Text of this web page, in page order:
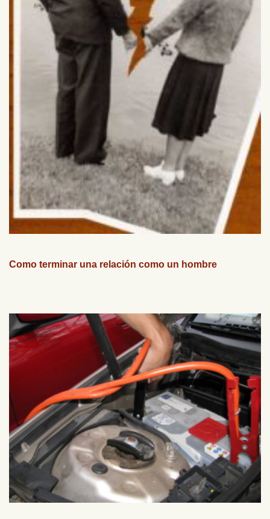
Como terminar una relación como un hombre